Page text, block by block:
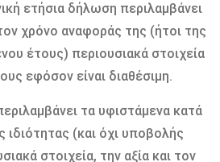
ετήσια δήλωση περιλαμβάνει
χρόνο αναφοράς της (ήτοι της
έτους) περιουσιακά στοιχεία
εφόσον είναι διαθέσιμη.
τα υφιστάμενα κατά
ιδιότητας (και όχι υποβολής
στοιχεία, την αξία και τον